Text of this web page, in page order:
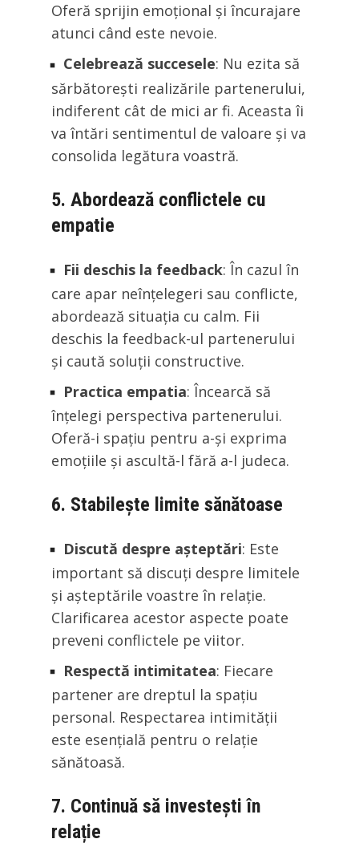
Oferă sprijin emoțional și încurajare
atunci când este nevoie.
Celebrează succesele: Nu ezita să
sărbătorești realizările partenerului,
indiferent cât de mici ar fi. Aceasta îi
va întări sentimentul de valoare și va
consolida legătura voastră.
5. Abordează conflictele cu
empatie
Fii deschis la feedback: În cazul în
care apar neînțelegeri sau conflicte,
abordează situația cu calm. Fii
deschis la feedback-ul partenerului
și caută soluții constructive.
Practica empatia: Încearcă să
înțelegi perspectiva partenerului.
Oferă-i spațiu pentru a-și exprima
emoțiile și ascultă-l fără a-l judeca.
6. Stabilește limite sănătoase
Discută despre așteptări: Este
important să discuți despre limitele
și așteptările voastre în relație.
Clarificarea acestor aspecte poate
preveni conflictele pe viitor.
Respectă intimitatea: Fiecare
partener are dreptul la spațiu
personal. Respectarea intimității
este esențială pentru o relație
sănătoasă.
7. Continuă să investești în
relație